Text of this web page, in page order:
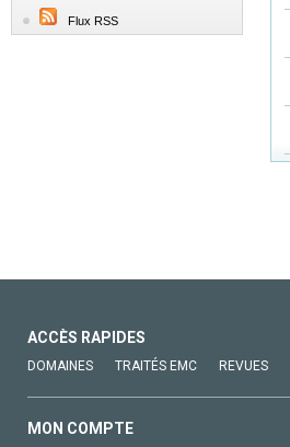
Flux RSS
ACCÈS RAPIDES
DOMAINES TRAITÉS EMC REVUES
MON COMPTE